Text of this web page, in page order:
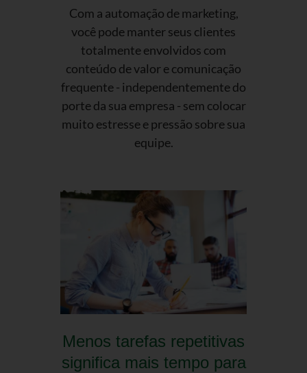
Com a automação de marketing,
você pode manter seus clientes
totalmente envolvidos com
conteúdo de valor e comunicação
frequente - independentemente do
porte da sua empresa - sem colocar
muito estresse e pressão sobre sua
equipe.
Menos tarefas repetitivas
significa mais tempo para